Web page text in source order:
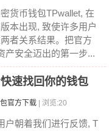
货币钱包TPwallet, 在
本出现, 致使许多用户
者关系结果。把官方
产安全迈出的第一步...
速找回你的钱包
官方下载 | 浏览:20
户朝着我们进行反馈, T